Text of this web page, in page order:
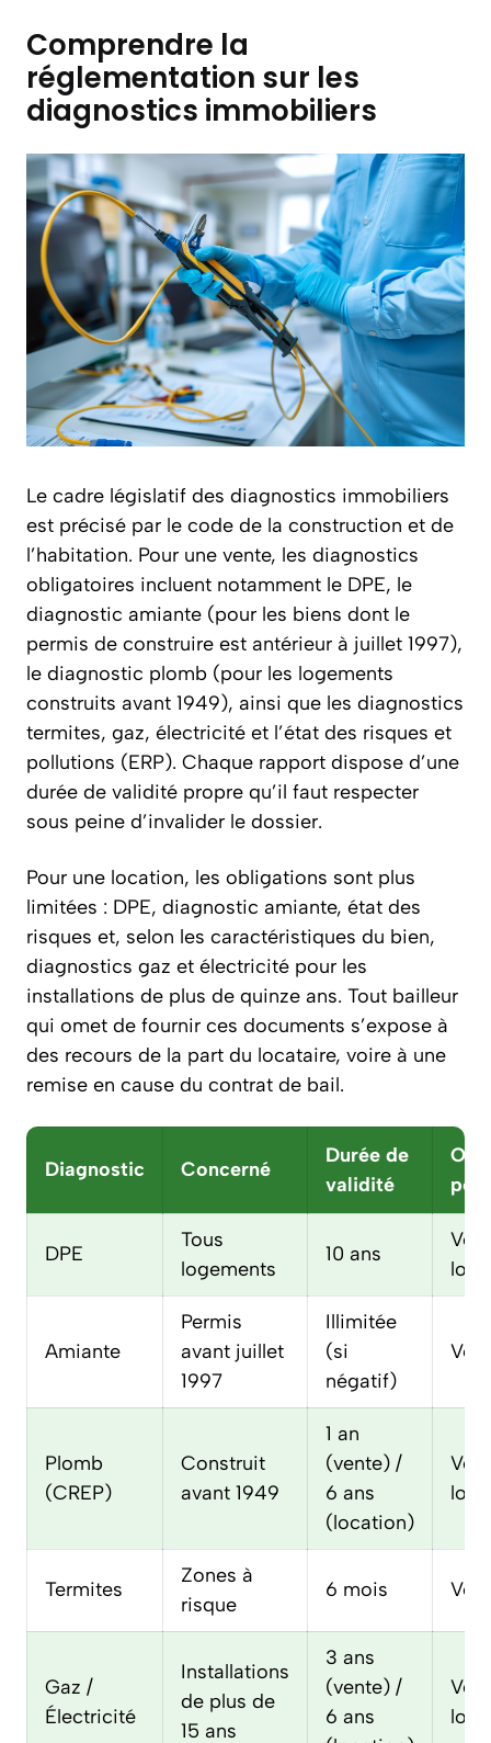
Comprendre la
réglementation sur les
diagnostics immobiliers
Le cadre législatif des diagnostics immobiliers
est précisé par le code de la construction et de
l’habitation. Pour une vente, les diagnostics
obligatoires incluent notamment le DPE, le
diagnostic amiante (pour les biens dont le
permis de construire est antérieur à juillet 1997),
le diagnostic plomb (pour les logements
construits avant 1949), ainsi que les diagnostics
termites, gaz, électricité et l’état des risques et
pollutions (ERP). Chaque rapport dispose d’une
durée de validité propre qu’il faut respecter
sous peine d’invalider le dossier.
Pour une location, les obligations sont plus
limitées : DPE, diagnostic amiante, état des
risques et, selon les caractéristiques du bien,
diagnostics gaz et électricité pour les
installations de plus de quinze ans. Tout bailleur
qui omet de fournir ces documents s’expose à
des recours de la part du locataire, voire à une
remise en cause du contrat de bail.
Diagnostic Concerné
Durée de
validité
DPE
Tous
logements
10 ans
Amiante
Permis
avant juillet
1997
Illimitée
(si
négatif)
Plomb
(CREP)
Construit
avant 1949
1 an
(vente) /
6 ans
(location)
Termites
Zones à
risque
6 mois
Gaz /
Électricité
Installations
de plus de
15 ans
3 ans
(vente) /
6 ans